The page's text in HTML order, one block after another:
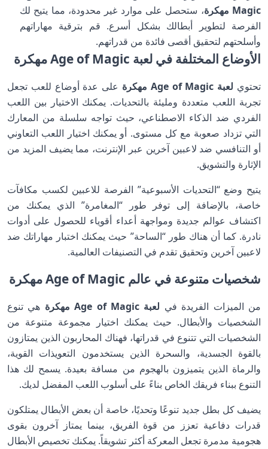
Magic مهكرة
، ستحصل على موارد غير محدودة، مما يتيح لك
الفرصة لتطوير أبطالك بشكل أسرع. قم بترقية مهاراتهم
وأسلحتهم لتحقيق أقصى فائدة من قدراتهم.
الأوضاع المختلفة في لعبة Age of Magic مهكرة
تحتوي لعبة Age of Magic مهكرة
على عدة أوضاع للعب تجعل
تجربة اللعب متعددة ومليئة بالتحديات. يمكنك الاختيار بين اللعب
الفردي ضد الذكاء الاصطناعي، حيث تواجه سلسلة من المعارك
التي تزداد صعوبة مع كل مستوى. أو يمكنك اختيار اللعب التعاوني
أو التنافسي ضد لاعبين آخرين عبر الإنترنت، مما يضيف المزيد من
الإثارة والتشويق.
يتيح وضع “التحديات الأسبوعية” الفرصة للاعبين لكسب مكافآت
خاصة، بالإضافة إلى توفر طور “المغامرة” الذي يمكنك من
اكتشاف عوالم جديدة ومواجهة أعداء أقوياء للحصول على أدوات
نادرة. كما أن هناك طور “الساحة” حيث يمكنك اختبار مهاراتك ضد
لاعبين آخرين وتحقيق تقدم في التصنيفات العالمية.
شخصيات متنوعة في عالم Age of Magic مهكرة
من الميزات الفريدة في لعبة Age of Magic مهكرة
هي تنوع
الشخصيات والأبطال. حيث يمكنك اختيار مجموعة متنوعة من
الشخصيات التي تتنوع في قدراتها، فهناك المحاربون الذين يمتازون
بالقوة الجسدية، والسحرة الذين يستخدمون التعويذات القوية،
والرماة الذين يتميزون بالهجوم من مسافة بعيدة. يسمح لك هذا
التنوع ببناء فريقك الخاص بناءً على أسلوب اللعب المفضل لديك.
يضيف كل بطل جديد تنوعًا وتحديًا، خاصة أن بعض الأبطال يمتلكون
قدرات دفاعية تعزز من قوة الفريق، بينما يمتاز آخرون بقوى
هجومية مدمرة تجعل المعركة أكثر تشويقاً. يمكنك تخصيص الأبطال